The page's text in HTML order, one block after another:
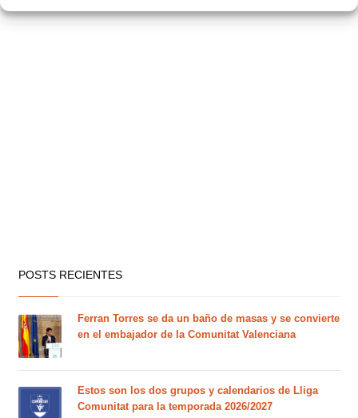
POSTS RECIENTES
Ferran Torres se da un baño de masas y se convierte
en el embajador de la Comunitat Valenciana
Estos son los dos grupos y calendarios de Lliga
Comunitat para la temporada 2026/2027